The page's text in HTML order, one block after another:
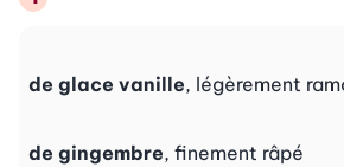
de glace vanille, légèrement
de gingembre, finement râpé